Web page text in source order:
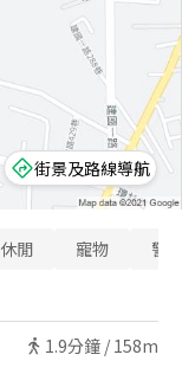
街景及路線導航
休閒 寵物 警
1.9分鐘 / 158m